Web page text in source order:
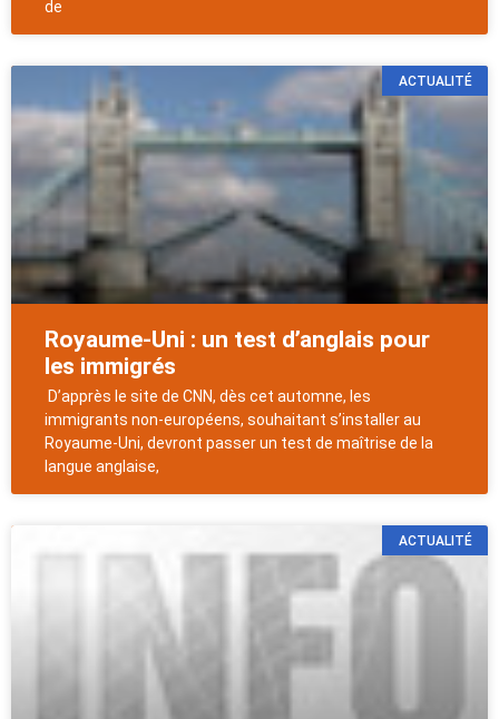
de
ACTUALITÉ
Royaume-Uni : un test d’anglais pour
les immigrés
D’apprès le site de CNN, dès cet automne, les
immigrants non-européens, souhaitant s’installer au
Royaume-Uni, devront passer un test de maîtrise de la
langue anglaise,
ACTUALITÉ